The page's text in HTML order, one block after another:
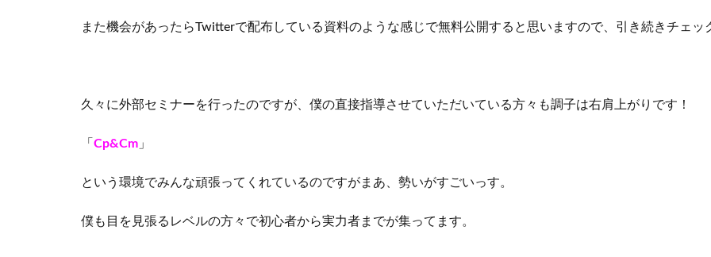
また機会があったらTwitterで配布している資料のような感じで無料公開すると思いますので、引き続きチェッ
久々に外部セミナーを行ったのですが、僕の直接指導させていただいている方々も調子は右肩上がりです！
「 Cp&Cm 」
という環境でみんな頑張ってくれているのですがまあ、勢いがすごいっす。
僕も目を見張るレベルの方々で初心者から実力者までが集ってます。